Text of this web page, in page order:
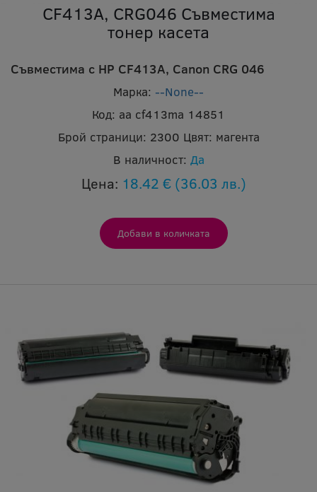
CF413A, CRG046 Съвместима
тонер касета
Съвместима с HP CF413A, Canon CRG 046
Марка: --None--
Код: aa cf413ma 14851
Брой страници: 2300 Цвят: магента
В наличност: Да
Цена: 18.42 € (36.03 лв.)